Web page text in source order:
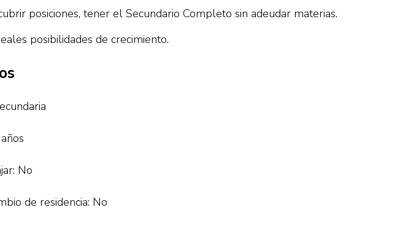
posiciones, tener el Secundario Completo sin adeudar materias.
posibilidades de crecimiento.
No
de residencia: No